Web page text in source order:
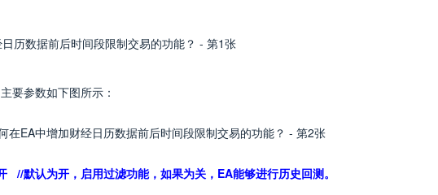
要参数如下图所示：
//默认为开，启用过滤功能，如果为关，EA能够进行历史回测。